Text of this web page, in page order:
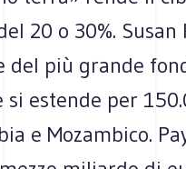
20 o 30%.
del più grande
si estende per
e Mozambico.